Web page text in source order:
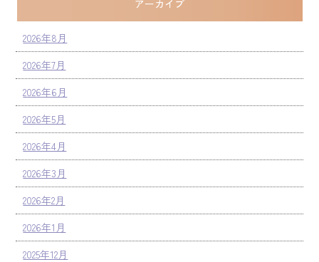
アーカイブ
2026年8月
2026年7月
2026年6月
2026年5月
2026年4月
2026年3月
2026年2月
2026年1月
2025年12月